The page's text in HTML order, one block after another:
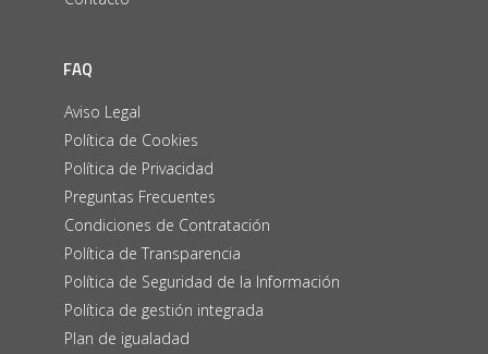
FAQ
Aviso Legal
Política de Cookies
Política de Privacidad
Preguntas Frecuentes
Condiciones de Contratación
Política de Transparencia
Política de Seguridad de la Información
Política de gestión integrada
Plan de igualadad